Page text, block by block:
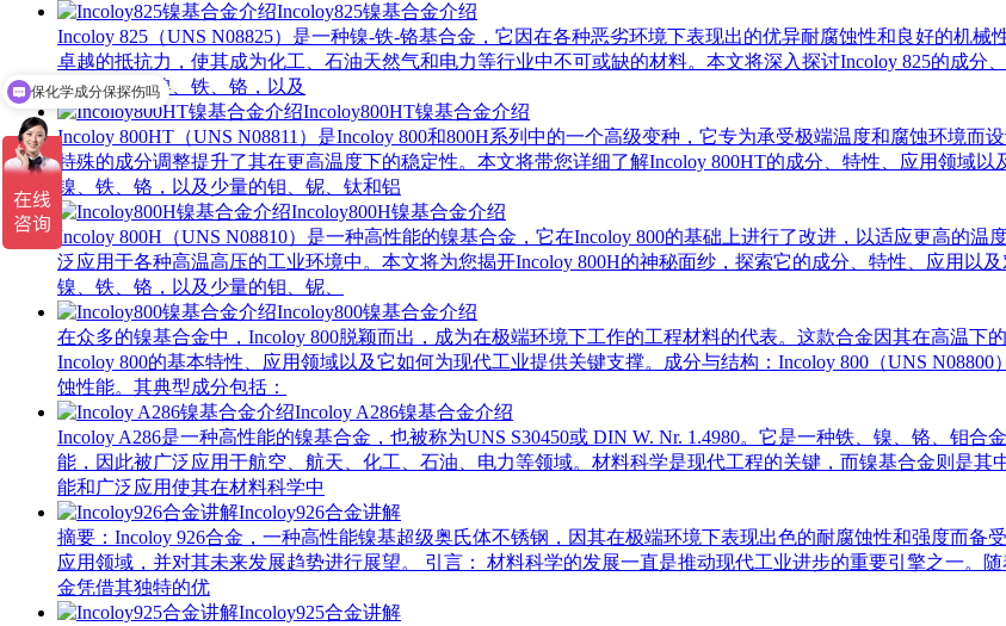
Incoloy825镍基合金介绍
Incoloy 825（UNS N08825）是一种镍-铁-铬基合金，它因在各种恶劣环境下表现出的优异耐腐蚀性和良好的机
卓越的抵抗力，使其成为化工、石油天然气和电力等行业中不可或缺的材料。本文将深入探讨Incoloy 825的成分
要成分包括镍、铁、铬，以及
Incoloy800HT镍基合金介绍
Incoloy 800HT（UNS N08811）是Incoloy 800和800H系列中的一个高级变种，它专为承受极端温度和腐蚀环境
特殊的成分调整提升了其在更高温度下的稳定性。本文将带您详细了解Incoloy 800HT的成分、特性、应用领域
镍、铁、铬，以及少量的钼、铌、钛和铝
Incoloy800H镍基合金介绍
Incoloy 800H（UNS N08810）是一种高性能的镍基合金，它在Incoloy 800的基础上进行了改进，以适应更高的
泛应用于各种高温高压的工业环境中。本文将为您揭开Incoloy 800H的神秘面纱，探索它的成分、特性、应用以
镍、铁、铬，以及少量的钼、铌、
Incoloy800镍基合金介绍
在众多的镍基合金中，Incoloy 800脱颖而出，成为在极端环境下工作的工程材料的代表。这款合金因其在高温
Incoloy 800的基本特性、应用领域以及它如何为现代工业提供关键支撑。成分与结构：Incoloy 800（UNS
蚀性能。其典型成分包括：
Incoloy A286镍基合金介绍
Incoloy A286是一种高性能的镍基合金，也被称为UNS S30450或 DIN W. Nr. 1.4980。它是一种铁、镍、铬、钼
能，因此被广泛应用于航空、航天、化工、石油、电力等领域。材料科学是现代工程的关键，而镍基合金则是
能和广泛应用使其在材料科学中
Incoloy926合金讲解
摘要：Incoloy 926合金，一种高性能镍基超级奥氏体不锈钢，因其在极端环境下表现出色的耐腐蚀性和强度而备
应用领域，并对其未来发展趋势进行展望。 引言： 材料科学的发展一直是推动现代工业进步的重要引擎之一。
金凭借其独特的优
Incoloy925合金讲解
保化学成分保探伤吗